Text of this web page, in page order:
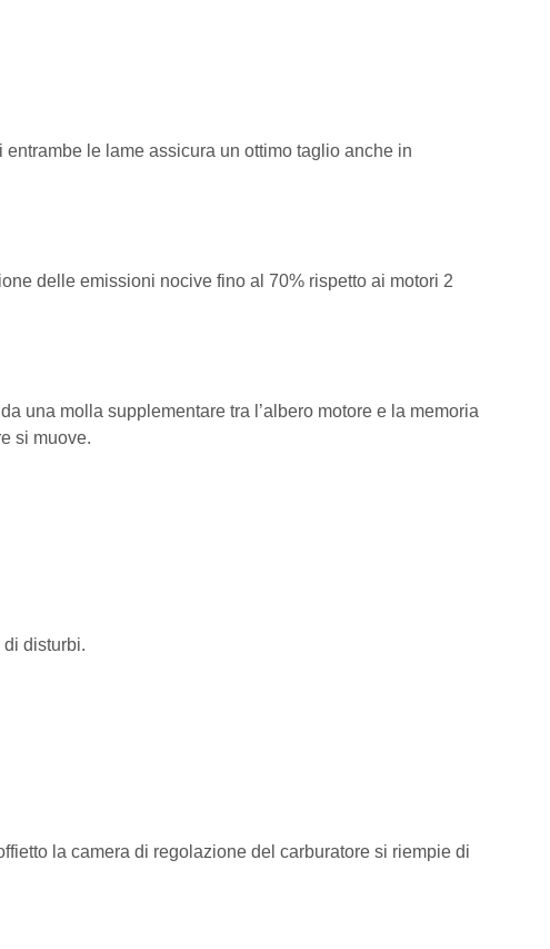
le lame assicura un ottimo taglio anche in
delle emissioni nocive fino al 70% rispetto ai motori 2
una molla supplementare tra l’albero motore e la memoria
si muove.
di disturbi.
la camera di regolazione del carburatore si riempie di